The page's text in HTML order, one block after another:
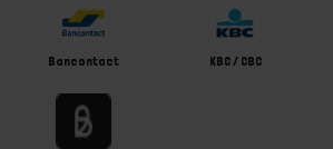
Bancontact
KBC / CBC